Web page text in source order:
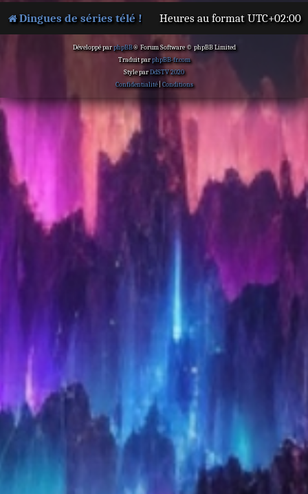
Dingues de séries télé ! Heures au format UTC+02:00
Développé parphpBB® Forum Software © phpBB Limited
Traduit parphpBB-fr.com
Style parDdSTV 2020
Confidentialité| Conditions